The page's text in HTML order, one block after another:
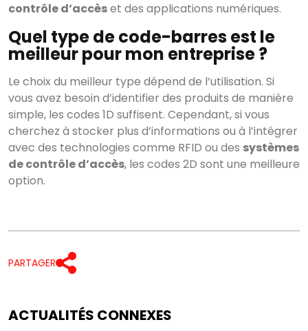
contrôle d’accèset des applications numériques.
Quel type de code-barres est le
meilleur pour mon entreprise ?
Le choix du meilleur type dépend de l’utilisation. Si
vous avez besoin d’identifier des produits de manière
simple, les codes 1D suffisent. Cependant, si vous
cherchez à stocker plus d’informations ou à l’intégrer
avec des technologies comme RFID ou des systèmes
de contrôle d’accès, les codes 2D sont une meilleure
option.
PARTAGER
ACTUALITÉS CONNEXES